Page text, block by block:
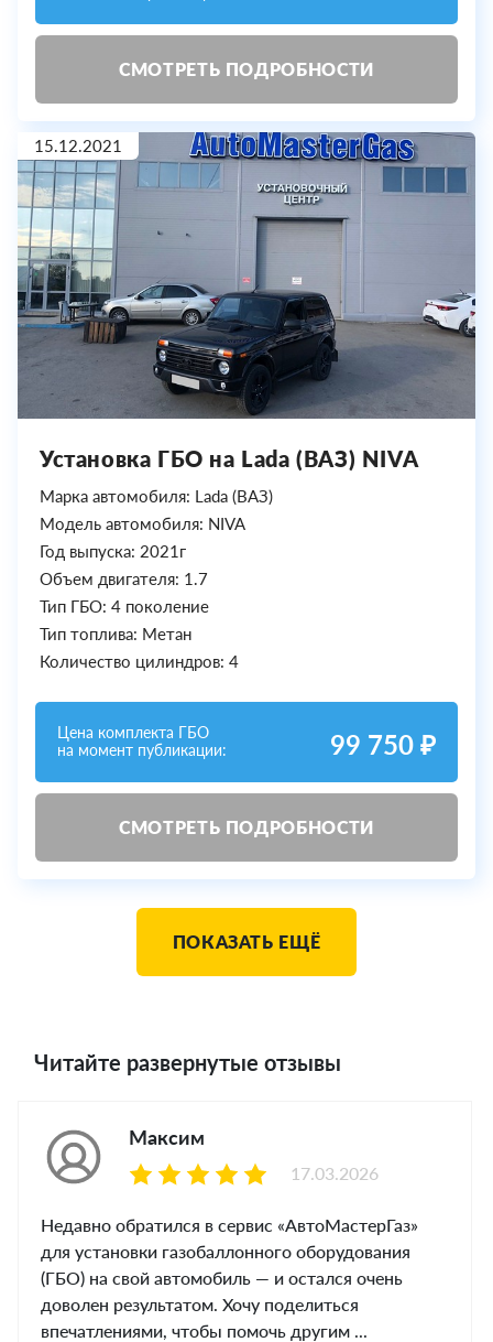
СМОТРЕТЬ ПОДРОБНОСТИ
15.12.2021
Установка ГБО на Lada (ВАЗ) NIVA
Марка автомобиля: Lada (ВАЗ)
Модель автомобиля: NIVA
Год выпуска: 2021г
Объем двигателя: 1.7
Тип ГБО: 4 поколение
Тип топлива: Метан
Количество цилиндров: 4
Цена комплекта ГБО
на момент публикации:
99 750 ₽
СМОТРЕТЬ ПОДРОБНОСТИ
ПОКАЗАТЬ ЕЩЁ
Читайте развернутые отзывы
Максим
Недавно обратился в сервис «АвтоМастерГаз»
для установки газобаллонного оборудования
(ГБО) на свой автомобиль — и остался очень
доволен результатом. Хочу поделиться
впечатлениями, чтобы помочь другим ...
17.03.2026